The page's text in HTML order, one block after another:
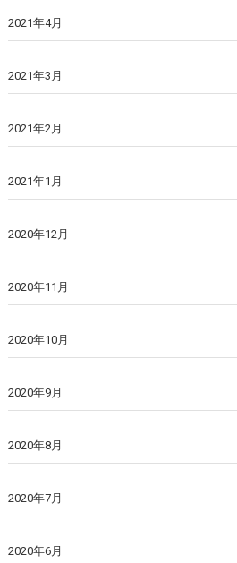
2021年4月
2021年3月
2021年2月
2021年1月
2020年12月
2020年11月
2020年10月
2020年9月
2020年8月
2020年7月
2020年6月